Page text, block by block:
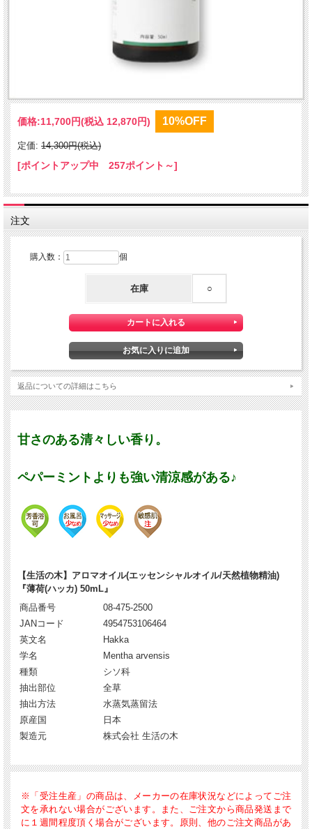
価格:11,700円(税込 12,870円) 10%OFF
定価: 14,300円(税込)
[ポイントアップ中 257ポイント～]
注文
購入数： 個
在庫 ○
返品についての詳細はこちら
甘さのある清々しい香り。
ペパーミントよりも強い清涼感がある♪
【生活の木】アロマオイル(エッセンシャルオイル/天然植物精油)
『薄荷(ハッカ) 50mL』
商品番号
08-475-2500
JANコード
4954753106464
英文名
Hakka
学名
Mentha arvensis
種類
シソ科
抽出部位
全草
抽出方法
水蒸気蒸留法
原産国
日本
製造元
株式会社 生活の木
※「受注生産」の商品は、メーカーの在庫状況などによってご注
文を承れない場合がございます。また、ご注文から商品発送まで
に１週間程度頂く場合がございます。原則、他のご注文商品があ